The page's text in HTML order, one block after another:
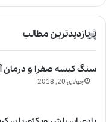
پربازدیدترین مطالب
سنگ کیسه صفرا و
جولای 20, 2018